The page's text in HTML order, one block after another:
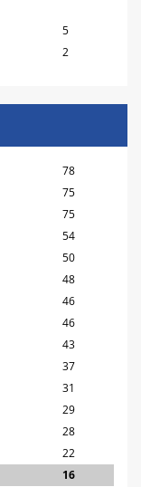
5
2
78
75
75
54
50
48
46
46
43
37
31
29
28
22
16